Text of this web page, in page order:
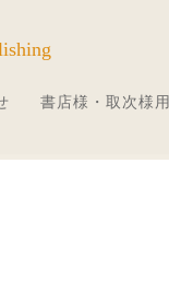
書店様・取次様用